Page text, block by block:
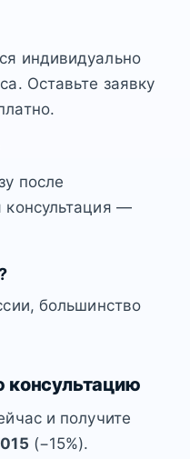
индивидуально
Оставьте заявку
после
консультация —
большинство
консультацию
и получите
(−15%).